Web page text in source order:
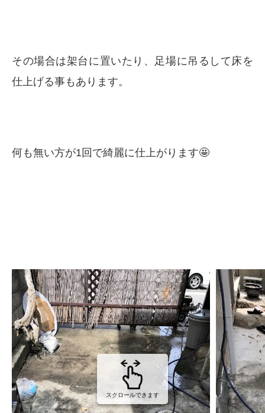
その場合は架台に置いたり、足場に吊るして床を
仕上げる事もあります。
何も無い方が1回で綺麗に仕上がります🤩
スクロールできます